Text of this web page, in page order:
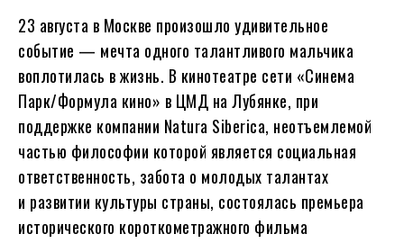
23 августа в Москве произошло удивительное
событие — мечта одного талантливого мальчика
воплотилась в жизнь. В кинотеатре сети «Синема
Парк/Формула кино» в ЦМД на Лубянке, при
поддержке компании Natura Siberica, неотъемлемой
частью философии которой является социальная
ответственность, забота о молодых талантах
и развитии культуры страны, состоялась премьера
исторического короткометражного фильма